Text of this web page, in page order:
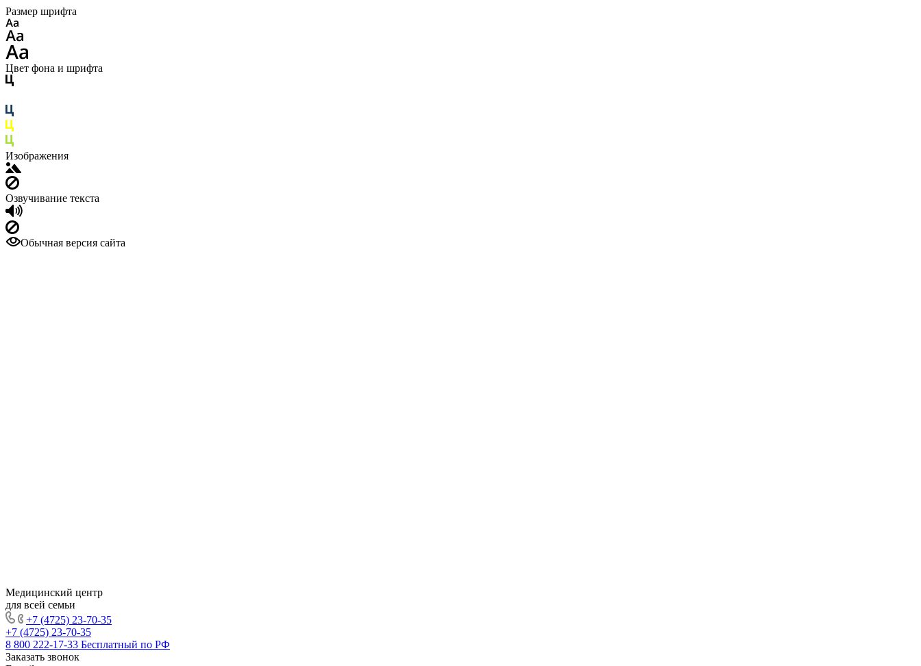
Размер шрифта
Цвет фона и шрифта
Изображения
Озвучивание текста
Обычная версия сайта
Медицинский центр
для всей семьи
+7 (4725) 23-70-35
+7 (4725) 23-70-35
8 800 222-17-33 Бесплатный по РФ
Заказать звонок